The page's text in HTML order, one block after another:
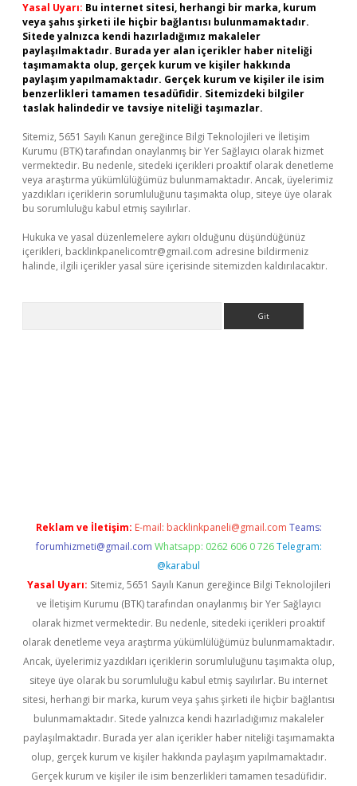
Yasal Uyarı: Bu internet sitesi, herhangi bir marka, kurum
veya şahıs şirketi ile hiçbir bağlantısı bulunmamaktadır.
Sitede yalnızca kendi hazırladığımız makaleler
paylaşılmaktadır. Burada yer alan içerikler haber niteliği
taşımamakta olup, gerçek kurum ve kişiler hakkında
paylaşım yapılmamaktadır. Gerçek kurum ve kişiler ile isim
benzerlikleri tamamen tesadüfidir. Sitemizdeki bilgiler
taslak halindedir ve tavsiye niteliği taşımazlar.
Sitemiz, 5651 Sayılı Kanun gereğince Bilgi Teknolojileri ve İletişim
Kurumu (BTK) tarafından onaylanmış bir Yer Sağlayıcı olarak hizmet
vermektedir. Bu nedenle, sitedeki içerikleri proaktif olarak denetleme
veya araştırma yükümlülüğümüz bulunmamaktadır. Ancak, üyelerimiz
yazdıkları içeriklerin sorumluluğunu taşımakta olup, siteye üye olarak
bu sorumluluğu kabul etmiş sayılırlar.
Hukuka ve yasal düzenlemelere aykırı olduğunu düşündüğünüz
içerikleri, backlinkpanelicomtr@gmail.com adresine bildirmeniz
halinde, ilgili içerikler yasal süre içerisinde sitemizden kaldırılacaktır.
Reklam ve İletişim: E-mail: backlinkpaneli@gmail.com Teams:
forumhizmeti@gmail.com Whatsapp: 0262 606 0 726 Telegram:
@karabul
Yasal Uyarı: Sitemiz, 5651 Sayılı Kanun gereğince Bilgi Teknolojileri
ve İletişim Kurumu (BTK) tarafından onaylanmış bir Yer Sağlayıcı
olarak hizmet vermektedir. Bu nedenle, sitedeki içerikleri proaktif
olarak denetleme veya araştırma yükümlülüğümüz bulunmamaktadır.
Ancak, üyelerimiz yazdıkları içeriklerin sorumluluğunu taşımakta olup,
siteye üye olarak bu sorumluluğu kabul etmiş sayılırlar. Bu internet
sitesi, herhangi bir marka, kurum veya şahıs şirketi ile hiçbir bağlantısı
bulunmamaktadır. Sitede yalnızca kendi hazırladığımız makaleler
paylaşılmaktadır. Burada yer alan içerikler haber niteliği taşımamakta
olup, gerçek kurum ve kişiler hakkında paylaşım yapılmamaktadır.
Gerçek kurum ve kişiler ile isim benzerlikleri tamamen tesadüfidir.